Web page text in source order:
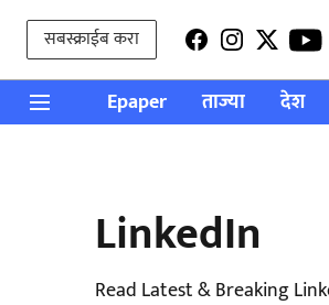
सबस्क्राईब करा
Epaper ताज्या देश
LinkedIn
Read Latest & Breaking